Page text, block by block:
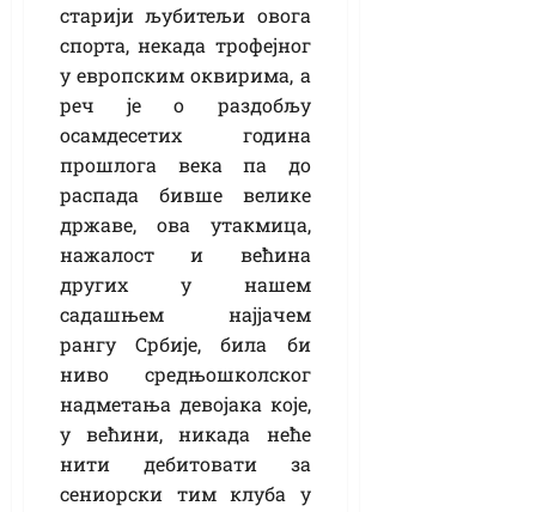
старији љубитељи овога
спорта, некада трофејног
у европским оквирима, а
реч је о раздобљу
осамдесетих година
прошлога века па до
распада бивше велике
државе, ова утакмица,
нажалост и већина
других у нашем
садашњем најјачем
рангу Србије, била би
ниво средњошколског
надметања девојака које,
у већини, никада неће
нити дебитовати за
сениорски тим клуба у